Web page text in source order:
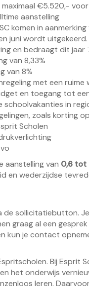
€5.520,-
aanstelling
komen in
juni wordt
en bedraagt dit jaar
van 8,33%
van 8%
met een ruime
en toegang tot
schoolvakanties in
zoals korting
Scholen
aanstelling van 0,6 tot
en wederzijdse
de sollicitatiebutton.
graag al een
kun je contact
Bij Esprit
het onderwijs
leren.